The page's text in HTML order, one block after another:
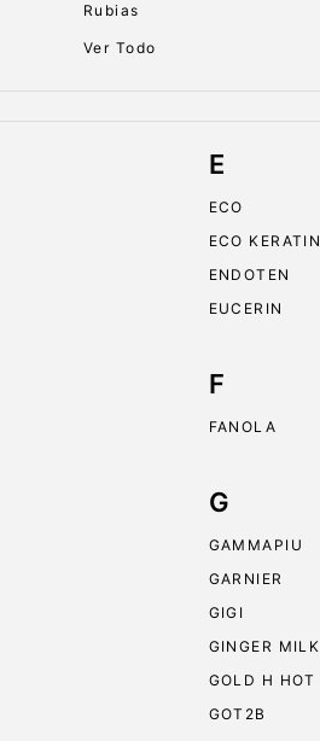
Rubias
Ver Todo
E
ECO
ECO KERATIN
ENDOTEN
EUCERIN
F
FANOLA
G
GAMMAPIU
GARNIER
GIGI
GINGER MILK
GOLD H HOT
GOT2B